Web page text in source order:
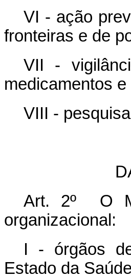
VI - ação
fronteiras e de
VII -
medicamentos
VIII -
Art. 2º O
organizacional:
I - órgãos
Estado da